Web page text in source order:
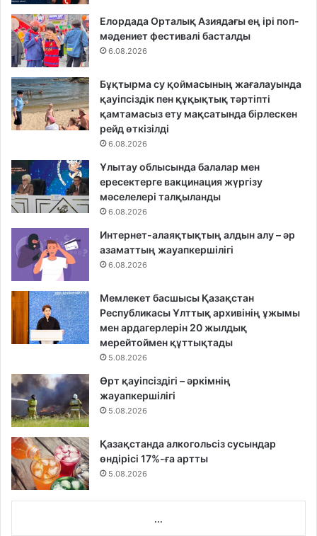
Елордада Орталық Азиядағы ең ірі поп-
мәдениет фестивалі басталды
6.08.2026
Бұқтырма су қоймасының жағалауында
қауіпсіздік пен құқықтық тәртіпті
қамтамасыз ету мақсатында бірлескен
рейд өткізілді
6.08.2026
Ұлытау облысында балалар мен
ересектерге вакцинация жүргізу
мәселелері талқыланды
6.08.2026
Интернет-алаяқтықтың алдын алу – әр
азаматтың жауапкершілігі
6.08.2026
Мемлекет басшысы Қазақстан
Республикасы Ұлттық архивінің ұжымы
мен ардагерлерін 20 жылдық
мерейтоймен құттықтады
5.08.2026
Өрт қауіпсіздігі – әркімнің
жауапкершілігі
5.08.2026
Қазақстанда алкогольсіз сусындар
өндірісі 17%-ға артты
5.08.2026
...